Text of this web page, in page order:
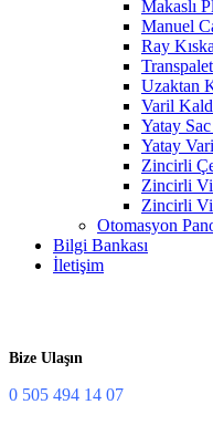
Makaslı
Manuel
Ray
Uzaktan
Varil
Yatay
Yatay
Zincirli
Zincirli
Zincirli
Otomasyon
Bilgi Bankası
İletişim
Bize Ulaşın
0 505 494 14 07